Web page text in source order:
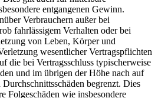
entgangenen Gewinn.
Verbrauchern außer bei
fahrlässigem Verhalten oder bei
von Leben, Körper und
wesentlicher Vertragspflichten
die bei Vertragsschluss typischerweise
und im übrigen der Höhe nach auf
begrenzt. Dies
Folgeschäden wie insbesondere